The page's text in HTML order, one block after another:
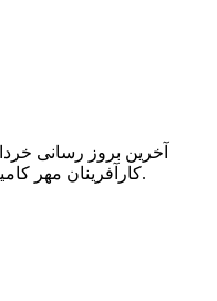
کارآفرینان مهر کامیاب با شماره ثبت 51201 محفوظ است.